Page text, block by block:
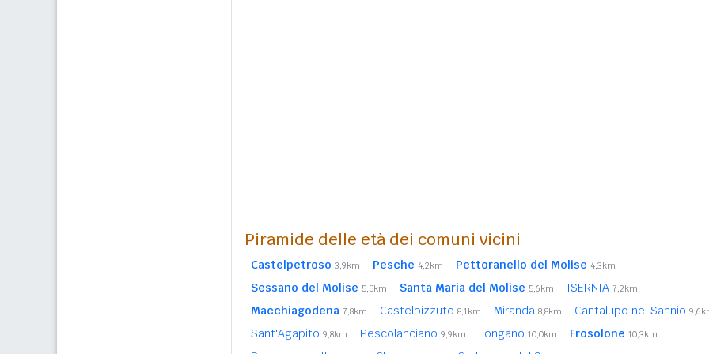
Piramide delle età dei comuni vicini
Castelpetroso 3,9km Pesche 4,2km Pettoranello del Molise 4,3km
Sessano del Molise 5,5km Santa Maria del Molise 5,6km ISERNIA 7,2km
Macchiagodena 7,8km Castelpizzuto 8,1km Miranda 8,8km Cantalupo nel Sannio
Sant'Agapito 9,8km Pescolanciano 9,9km Longano 10,0km Frosolone 10,3km